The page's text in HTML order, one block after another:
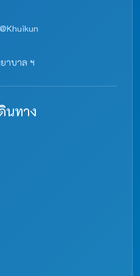
าบาล ฯ
นทาง